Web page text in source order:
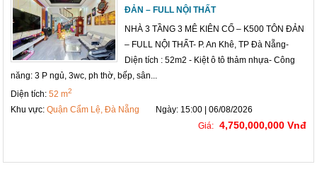
ĐẢN – FULL NỘI THẤT
NHÀ 3 TẦNG 3 MÊ KIÊN CỐ – K500 TÔN ĐẢN
– FULL NỘI THẤT- P. An Khê, TP Đà Nẵng-
Diện tích : 52m2 - Kiệt ô tô thảm nhựa- Công
năng: 3 P ngủ, 3wc, ph thờ, bếp, sân...
Diện tích:52 m2
Khu vực:Quận Cẩm Lệ, Đà Nẵng
Ngày: 15:00 | 06/08/2026
Giá: 4,750,000,000 Vnđ